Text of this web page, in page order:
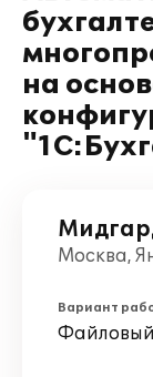
на
Москва,
Вариант
Файловый